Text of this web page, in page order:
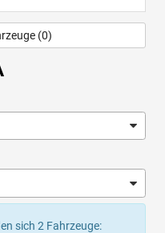
sich 2 Fahrzeuge:
(0)